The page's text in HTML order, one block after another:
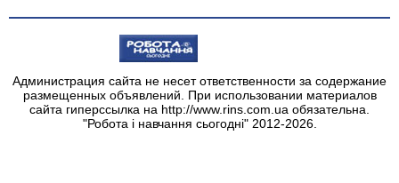
Администрация сайта не несет ответственности за содержание
размещенных объявлений. При использовании материалов
сайта гиперссылка на http://www.rins.com.ua обязательна.
"Робота і навчання сьогодні" 2012-2026.